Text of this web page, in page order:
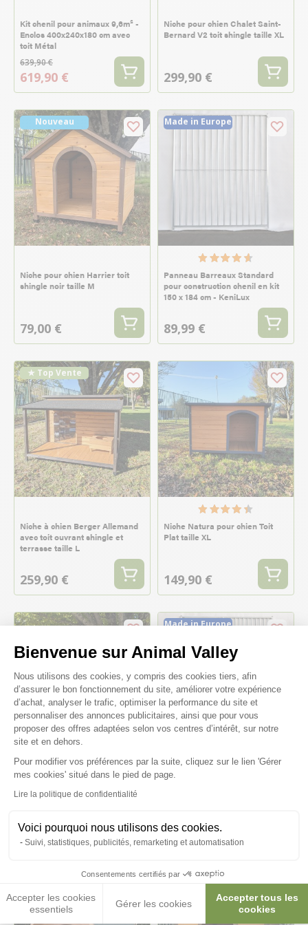
Bienvenue sur Animal Valley
Plateforme de Gestion du
Nous utilisons des cookies, y compris des cookies tiers, afin
d’assurer le bon fonctionnement du site, améliorer votre expérience
d’achat, analyser le trafic, optimiser la performance du site et
personnaliser des annonces publicitaires, ainsi que pour vous
proposer des offres adaptées selon vos centres d’intérêt, sur notre
site et en dehors.
Pour modifier vos préférences par la suite, cliquez sur le lien 'Gérer
mes cookies' situé dans le pied de page.
Lire la politique de confidentialité
Voici pourquoi nous utilisons des cookies.
Suivi, statistiques, publicités, remarketing et automatisation
Consentements certifiés par
Accepter les cookies
essentiels
Gérer les cookies
Accepter tous les
cookies
Axeptio consent
Kit chenil pour animaux 9,6m² -
Enclos 400x240x180 cm avec
toit Métal
639,90 €
619,90 €
Niche pour chien Chalet Saint-
Bernard V2 toit shingle taille XL
299,90 €
Nouveau
Niche pour chien Harrier toit
shingle noir taille M
79,00 €
Made in Europe
Panneau Barreaux Standard
pour construction chenil en kit
150 x 184 cm - KeniLux
89,99 €
★ Top Vente
Niche à chien Berger Allemand
avec toit ouvrant shingle et
terrasse taille L
259,90 €
Niche Natura pour chien Toit
Plat taille XL
149,90 €
Niche pour chien Chalet Saint-
XXL
399,00 €
Made in Europe
Panneau de Porte Premium
162,90 €
Nouveau